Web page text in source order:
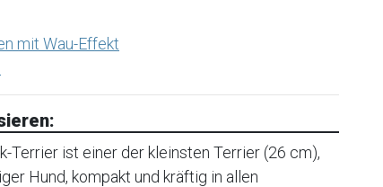
mit Wau-Effekt
Terrier ist einer der kleinsten Terrier (26 cm),
Hund, kompakt und kräftig in allen